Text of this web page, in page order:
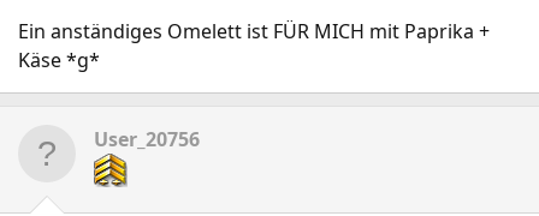
Ein anständiges Omelett ist FÜR MICH mit Paprika +
Käse *g*
User_20756